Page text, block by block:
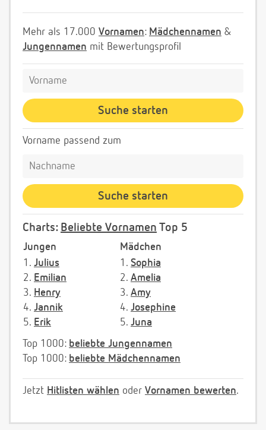
Mehr als 17.000 Vornamen: Mädchennamen &
Jungennamen mit Bewertungsprofil
Vorname passend zum
Charts: Beliebte Vornamen Top 5
Jungen
Mädchen
1. Julius
2. Emilian
3. Henry
4. Jannik
5. Erik
1. Sophia
2. Amelia
3. Amy
4. Josephine
5. Juna
Top 1000: beliebte Jungennamen
Top 1000: beliebte Mädchennamen
Jetzt Hitlisten wählen oder Vornamen bewerten.